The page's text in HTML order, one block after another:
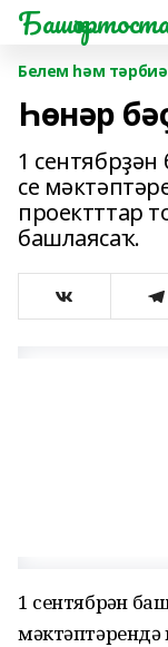
Белем һәм тәрбиә
Һөнәр
1
се
проектттар
башлаясаҡ.
1 сентябрҙән
мәктәптәрендә